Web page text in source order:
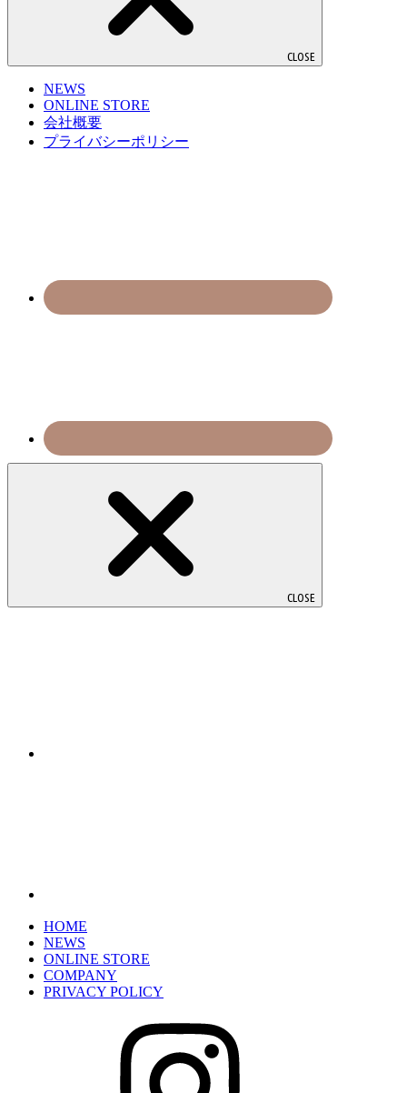
CLOSE
NEWS
ONLINE STORE
会社概要
プライバシーポリシー
CLOSE
HOME
NEWS
ONLINE STORE
COMPANY
PRIVACY POLICY